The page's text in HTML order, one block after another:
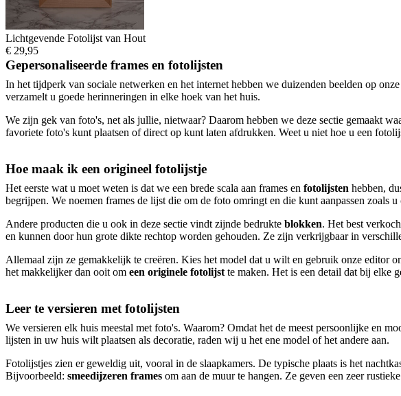
Lichtgevende Fotolijst van Hout
€ 29,95
Gepersonaliseerde frames en fotolijsten
In het tijdperk van sociale netwerken en het internet hebben we duizenden beelden op
verzamelt u goede herinneringen in elke hoek van het huis.
We zijn gek van foto's, net als jullie, nietwaar? Daarom hebben we deze sectie gemaakt
favoriete foto's kunt plaatsen of direct op kunt laten afdrukken. Weet u niet hoe u een
Hoe maak ik een origineel fotolijstje
Het eerste wat u moet weten is dat we een brede scala aan frames en fotolijsten hebben,
begrijpen. We noemen frames de lijst die om de foto omringt en die kunt aanpassen zoals
Andere producten die u ook in deze sectie vindt zijnde bedrukte blokken. Het best
en kunnen door hun grote dikte rechtop worden gehouden. Ze zijn verkrijgbaar in
Allemaal zijn ze gemakkelijk te creëren. Kies het model dat u wilt en gebruik onze editor
het makkelijker dan ooit om een originele fotolijst te maken. Het is een detail dat bij elke
Leer te versieren met fotolijsten
We versieren elk huis meestal met foto's. Waarom? Omdat het de meest persoonlijke en
lijsten in uw huis wilt plaatsen als decoratie, raden wij u het ene model of het andere aan.
Fotolijstjes zien er geweldig uit, vooral in de slaapkamers. De typische plaats is het
Bijvoorbeeld: smeedijzeren frames om aan de muur te hangen. Ze geven een zeer